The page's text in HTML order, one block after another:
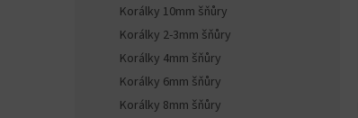
Korálky 10mm šňůry
Korálky 2-3mm šňůry
Korálky 4mm šňůry
Korálky 6mm šňůry
Korálky 8mm šňůry